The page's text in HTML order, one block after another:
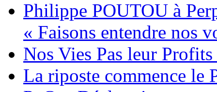
Philippe POUTOU à
« Faisons entendre nos
Nos Vies Pas leur
La riposte commence le